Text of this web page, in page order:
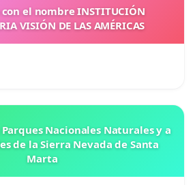
el nombre INSTITUCIÓN
VISIÓN DE LAS AMÉRICAS
Nacionales Naturales y a
de la Sierra Nevada de Santa
Marta